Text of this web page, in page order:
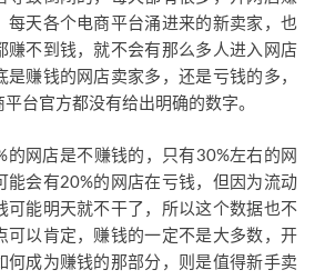
每天各个电商平台涌进来的新卖家，也
赚不到钱，就不会有那么多人进入网店
赚钱的网店卖家多，还是亏钱的多，
台官方都没有给出明确的数字。
的网店是不赚钱的，只有30%左右的网
能会有20%的网店在亏钱，但因为流动
可能明天就不干了，所以这个数据也不
可以肯定，赚钱的一定不是大多数，开
何成为赚钱的那部分，则是值得新手卖